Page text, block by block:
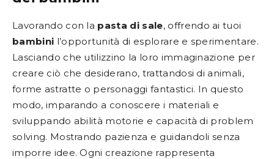
Lavorando con la pasta di sale, offrendo ai tuoi
bambini l’opportunità di esplorare e sperimentare.
Lasciando che utilizzino la loro immaginazione per
creare ciò che desiderano, trattandosi di animali,
forme astratte o personaggi fantastici. In questo
modo, imparando a conoscere i materiali e
sviluppando abilità motorie e capacità di problem
solving. Mostrando pazienza e guidandoli senza
imporre idee. Ogni creazione rappresenta